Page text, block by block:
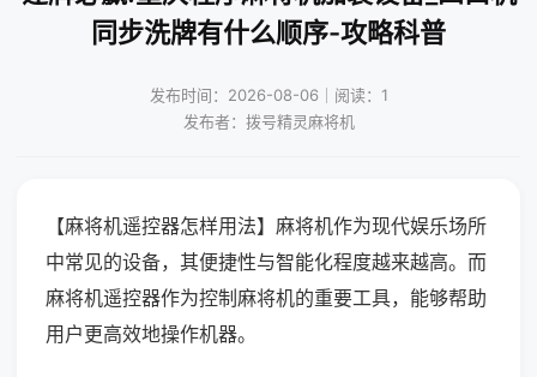
同步洗牌有什么顺序-攻略科普
发布时间：2026-08-06｜阅读：1
发布者：拨号精灵麻将机
【麻将机遥控器怎样用法】麻将机作为现代娱乐场所
中常见的设备，其便捷性与智能化程度越来越高。而
麻将机遥控器作为控制麻将机的重要工具，能够帮助
用户更高效地操作机器。